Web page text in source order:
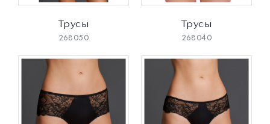
Трусы
268050
Трусы
268040